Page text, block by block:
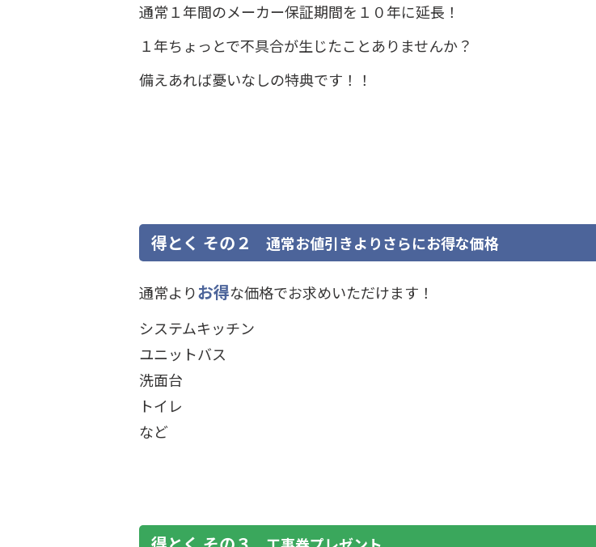
通常１年間のメーカー保証期間を１０年に延長！
１年ちょっとで不具合が生じたことありませんか？
備えあれば憂いなしの特典です！！
得とく その２ 通常お値引きよりさらにお得な価格
通常よりお得な価格でお求めいただけます！
システムキッチン
ユニットバス
洗面台
トイレ
など